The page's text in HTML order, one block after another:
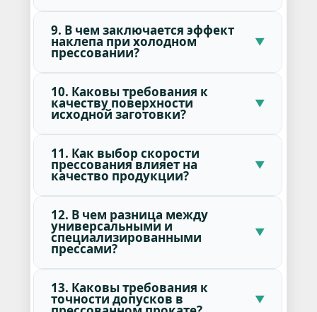
9. В чем заключается эффект
наклепа при холодном
прессовании?
10. Каковы требования к
качеству поверхности
исходной заготовки?
11. Как выбор скорости
прессования влияет на
качество продукции?
12. В чем разница между
универсальными и
специализированными
прессами?
13. Каковы требования к
точности допусков в